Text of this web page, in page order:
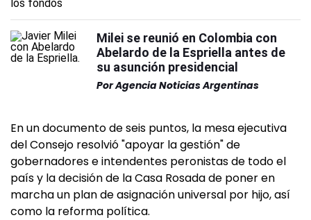
Milei se reunió en Colombia con
Abelardo de la Espriella antes de
su asunción presidencial
PorAgencia Noticias Argentinas
En un documento de seis puntos, la mesa ejecutiva
del Consejo resolvió "apoyar la gestión" de
gobernadores e intendentes peronistas de todo el
país y la decisión de la Casa Rosada de poner en
marcha un plan de asignación universal por hijo, así
como la reforma política.